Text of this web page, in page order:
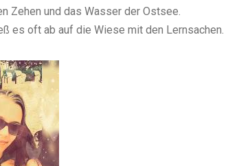
Zehen und das Wasser der Ostsee.
es oft ab auf die Wiese mit den Lernsachen.